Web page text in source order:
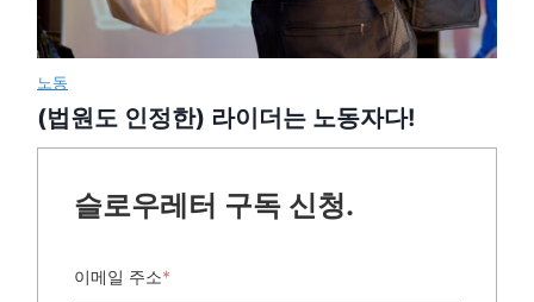
노동
(법원도 인정한) 라이더는 노동자다!
슬로우레터 구독 신청.
이메일 주소*